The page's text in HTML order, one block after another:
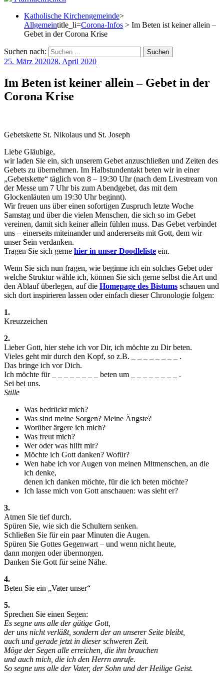
Katholische Kirchengemeinde>
Allgemeintitle_li=Corona-Infos > Im Beten ist keiner allein –
Gebet in der Corona Krise
Suchen nach:
25. März 202028. April 2020
Im Beten ist keiner allein – Gebet in der
Corona Krise
Gebetskette St. Nikolaus und St. Joseph
Liebe Gläubige,
wir laden Sie ein, sich unserem Gebet anzuschließen und Zeiten des
Gebets zu übernehmen. Im Halbstundentakt beten wir in einer
„Gebetskette“ täglich von 8 – 19:30 Uhr (nach dem Livestream von
der Messe um 7 Uhr bis zum Abendgebet, das mit dem
Glockenläuten um 19:30 Uhr beginnt).
Wir freuen uns über einen sofortigen Zuspruch letzte Woche
Samstag und über die vielen Menschen, die sich so im Gebet
vereinen, damit sich keiner allein fühlen muss. Das Gebet verbindet
uns – einerseits miteinander und andererseits mit Gott, dem wir
unser Sein verdanken.
Tragen Sie sich gerne hier in unser Doodleliste ein.
Wenn Sie sich nun fragen, wie beginne ich ein solches Gebet oder
welche Struktur wähle ich, können Sie sich gerne selbst die Art und
den Ablauf überlegen, auf die Homepage des Bistums schauen und
sich dort inspirieren lassen oder einfach dieser Chronologie folgen:
1.
Kreuzzeichen
2.
Lieber Gott, hier stehe ich vor Dir, ich möchte zu Dir beten.
Vieles geht mir durch den Kopf, so z.B. _ _ _ _ _ _ _ _ .
Das bringe ich vor Dich.
Ich möchte für _ _ _ _ _ _ _ _ beten um _ _ _ _ _ _ _ _ .
Sei bei uns.
Stille
Was bedrückt mich?
Was sind meine Sorgen? Meine Ängste?
Worüber ärgere ich mich?
Was freut mich?
Wer oder was hilft mir?
Möchte ich Gott danken? Wofür?
Wen habe ich vor Augen von meinen Mitmenschen, an die
ich denke,
denen ich danken möchte, für die ich beten möchte?
Ich lasse mich von Gott anschauen: was sieht er?
3.
Atmen Sie tief durch.
Spüren Sie, wie sich die Schultern senken.
Schließen Sie für ein paar Minuten die Augen.
Spüren Sie Gottes Gegenwart – und wenn nicht heute,
dann morgen oder übermorgen.
Danken Sie Gott für seine Nähe.
4.
Beten Sie ein „Vater unser“
5.
Sprechen Sie einen Segen:
Es segne uns alle der gütige Gott,
der uns nicht verläßt, sondern der an unserer Seite bleibt,
auch und gerade jetzt in dieser schweren Zeit.
Möge der Segen alle erreichen, die ihn brauchen
und auch mich, die ich den Herrn anrufe.
So segne uns alle der Vater, der Sohn und der Heilige Geist.